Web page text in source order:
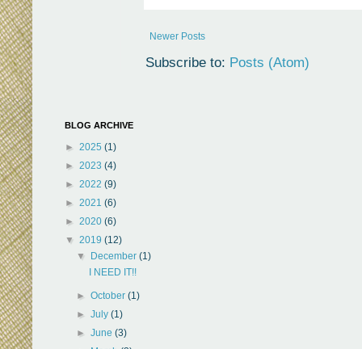
Newer Posts
Subscribe to: Posts (Atom)
BLOG ARCHIVE
► 2025 (1)
► 2023 (4)
► 2022 (9)
► 2021 (6)
► 2020 (6)
▼ 2019 (12)
▼
December(1)
I NEED IT!!
►October(1)
►July(1)
►June(3)